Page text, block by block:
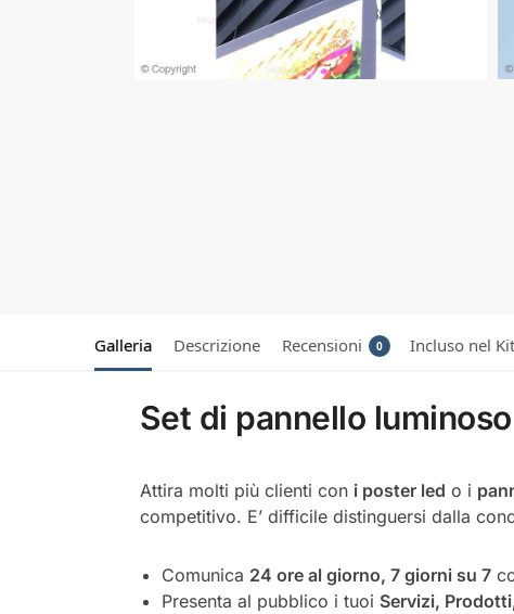
Galleria Descrizione Recensioni 0 Incluso nel Kit
Set di pannello
Attira molti più clienti con i poster led o i
competitivo. E’ difficile distinguersi dalla
Comunica 24 ore al giorno, 7 giorni su 7
Presenta al pubblico i tuoi Servizi,